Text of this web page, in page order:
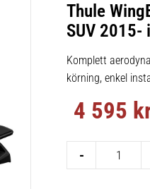
Thule
SUV
Komplett
körning, enkel
Nedsatt
4 595
-